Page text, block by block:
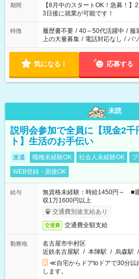
「できれば残業はしたくない」
ね。 ※Wワーク希望の方へ 今ご覧のお仕事で希望する勤務時間
と、もう1つのお仕事の勤務時間
合は応募できません。
期間
【8月中のスタートOK！急募！
3日後に就業が可能です！
特徴 履歴書不要 / 40～50代活躍中 / 服
上の大量募集 / 電話対応なし / パ
気になる！ 応募する
未読
説明会参加で全員に【現金2千
ト】生活のお手伝い
派遣 職種未経験OK 社会人未経験OK
WEB登録・面接OK
給与
無資格未経験：時給1450円～ ■
収1万1600円以上
交通費別途支給あり
交通費 交通費全額支給
勤務地
名古屋市中村区
近鉄名古屋駅 / 本陣駅 / 烏森駅 /
≪自宅からドアtoドアで30分
します。